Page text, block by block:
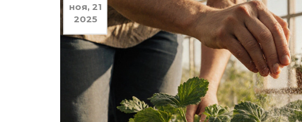
ноя, 21
2025